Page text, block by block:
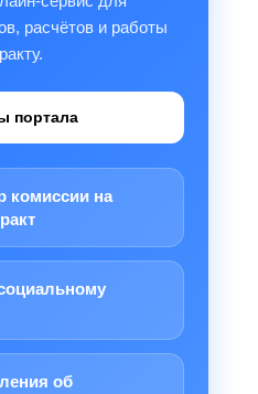
расчётов и работы
портала
комиссии на
об